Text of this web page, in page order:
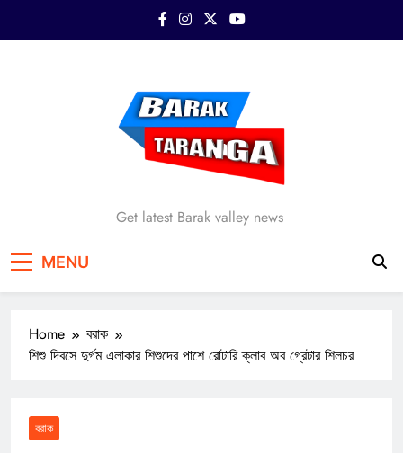
Barak Taranga
Get latest Barak valley news
MENU
Home
বরাক
শিশু দিবসে দুর্গম এলাকার শিশুদের পাশে রোটারি ক্লাব অব গ্রেটার শিলচর
বরাক